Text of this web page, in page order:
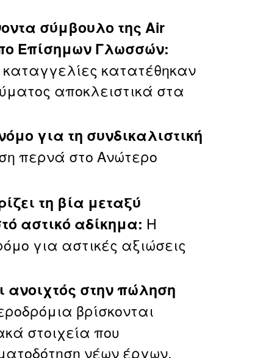
σύμβουλο της Air
Επίσημων Γλωσσών:
κατατέθηκαν
αποκλειστικά στα
για τη συνδικαλιστική
περνά στο Ανώτερο
τη βία μεταξύ
αστικό αδίκημα: Η
για αστικές αξιώσεις
στην πώληση
βρίσκονται
στοιχεία που
νέων έργων.